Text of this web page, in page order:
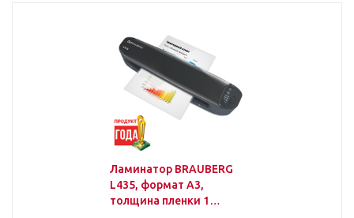
Ламинатор BRAUBERG
L435, формат A3,
толщина пленки 1